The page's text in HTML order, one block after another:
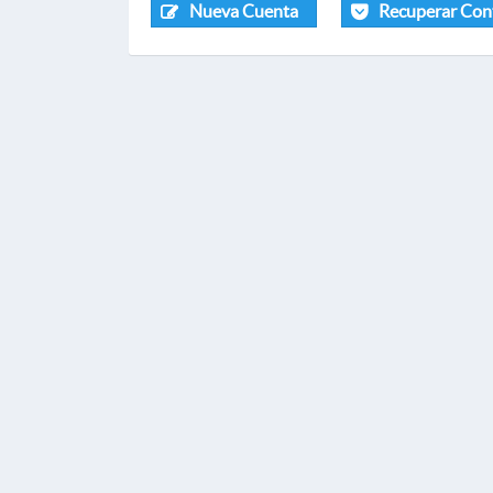
Nueva Cuenta Recuperar